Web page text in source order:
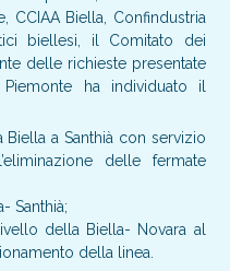
CCIAA Biella, Confindustria
biellesi, il Comitato dei
delle richieste presentate
ha individuato il
a Santhià con servizio
delle fermate
Santhià;
della Biella- Novara al
della linea.